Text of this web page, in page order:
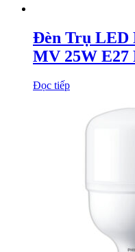
Đèn Trụ LED
MV 25W
Đọc tiếp